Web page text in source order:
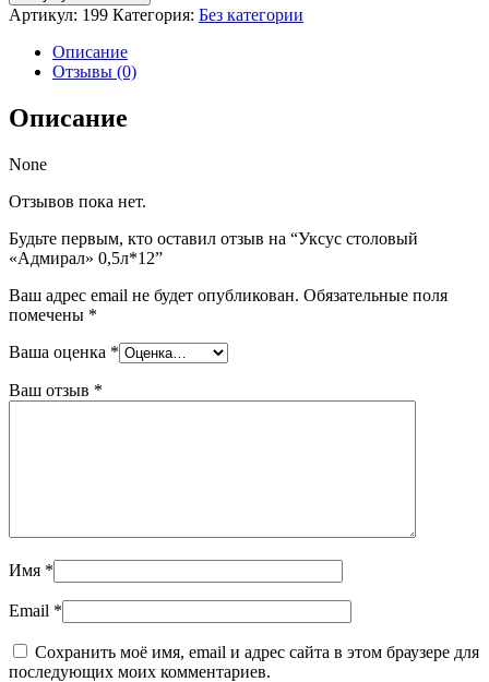
"Адмирал"
0,5л*12
Артикул: 199 Категория: Без категории
Описание
Отзывы (0)
Описание
None
Отзывов пока нет.
Будьте первым, кто оставил отзыв на “Уксус столовый
«Адмирал» 0,5л*12”
Ваш адрес email не будет опубликован. Обязательные поля
помечены *
Ваша оценка *
Ваш отзыв *
Имя *
Email *
Сохранить моё имя, email и адрес сайта в этом браузере для
последующих моих комментариев.